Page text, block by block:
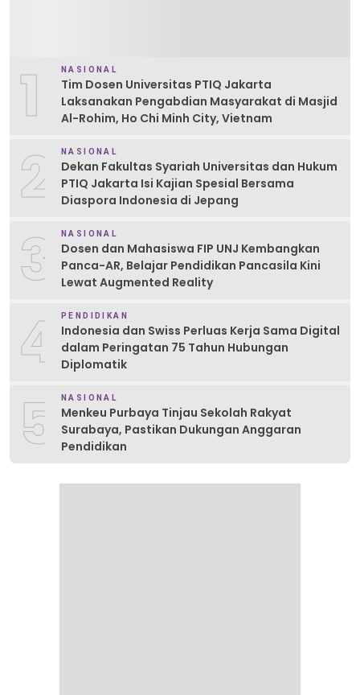
1 NASIONAL
Tim Dosen Universitas PTIQ Jakarta
Laksanakan Pengabdian Masyarakat di Masjid
Al-Rohim, Ho Chi Minh City, Vietnam
2 NASIONAL
Dekan Fakultas Syariah Universitas dan Hukum
PTIQ Jakarta Isi Kajian Spesial Bersama
Diaspora Indonesia di Jepang
3 NASIONAL
Dosen dan Mahasiswa FIP UNJ Kembangkan
Panca-AR, Belajar Pendidikan Pancasila Kini
Lewat Augmented Reality
4 PENDIDIKAN
Indonesia dan Swiss Perluas Kerja Sama Digital
dalam Peringatan 75 Tahun Hubungan
Diplomatik
5 NASIONAL
Menkeu Purbaya Tinjau Sekolah Rakyat
Surabaya, Pastikan Dukungan Anggaran
Pendidikan